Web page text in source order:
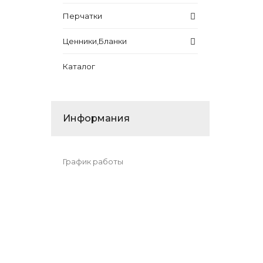
Перчатки
Ценники,Бланки
Каталог
Информания
График работы